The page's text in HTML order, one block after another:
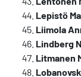
Lepistö
Liimola
Lindberg
Litmanen